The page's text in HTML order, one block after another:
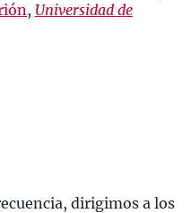
, Universidad de
dirigimos a los